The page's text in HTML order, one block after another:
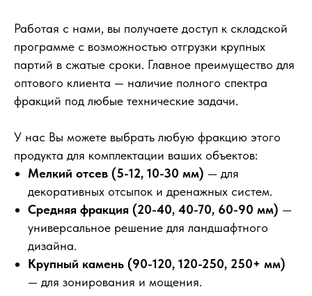
Работая с нами, вы получаете доступ к складской
программе с возможностью отгрузки крупных
партий в сжатые сроки. Главное преимущество для
оптового клиента — наличие полного спектра
фракций под любые технические задачи.
У нас Вы можете выбрать любую фракцию этого
продукта для комплектации ваших объектов:
Мелкий отсев (5-12, 10-30 мм) — для
декоративных отсыпок и дренажных систем.
Средняя фракция (20-40, 40-70, 60-90 мм) —
универсальное решение для ландшафтного
дизайна.
Крупный камень (90-120, 120-250, 250+ мм)
— для зонирования и мощения.